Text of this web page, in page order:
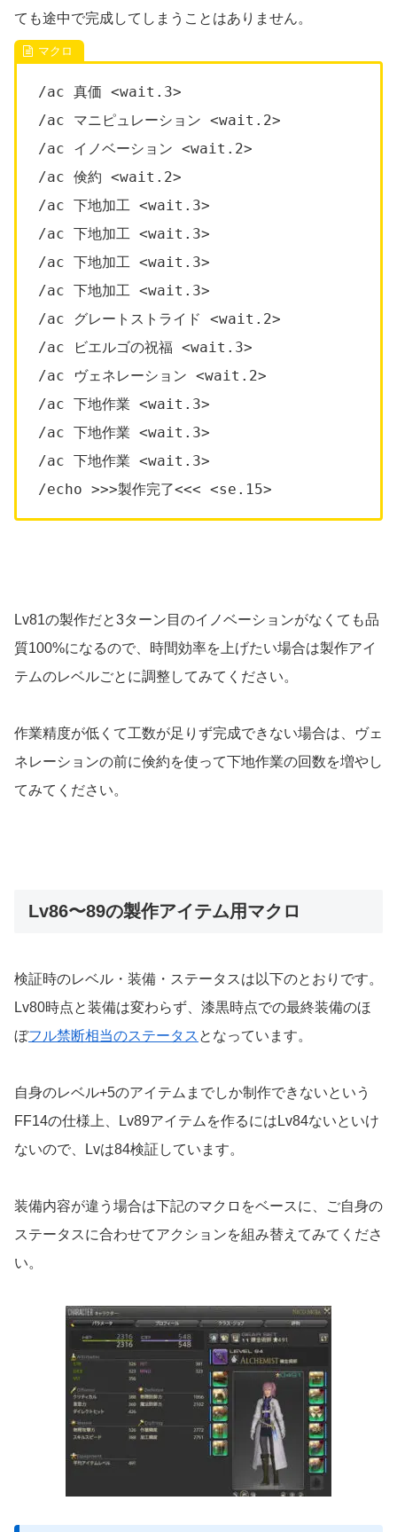
ても途中で完成してしまうことはありません。
/ac 真価 <wait.3>
/ac マニピュレーション <wait.2>
/ac イノベーション <wait.2>
/ac 倹約 <wait.2>
/ac 下地加工 <wait.3>
/ac 下地加工 <wait.3>
/ac 下地加工 <wait.3>
/ac 下地加工 <wait.3>
/ac グレートストライド <wait.2>
/ac ビエルゴの祝福 <wait.3>
/ac ヴェネレーション <wait.2>
/ac 下地作業 <wait.3>
/ac 下地作業 <wait.3>
/ac 下地作業 <wait.3>
/echo >>>製作完了<<< <se.15>
Lv81の製作だと3ターン目のイノベーションがなくても品
質100%になるので、時間効率を上げたい場合は製作アイ
テムのレベルごとに調整してみてください。
作業精度が低くて工数が足りず完成できない場合は、ヴェ
ネレーションの前に倹約を使って下地作業の回数を増やし
てみてください。
Lv86〜89の製作アイテム用マクロ
検証時のレベル・装備・ステータスは以下のとおりです。
Lv80時点と装備は変わらず、漆黒時点での最終装備のほ
ぼフル禁断相当のステータス となっています。
自身のレベル+5のアイテムまでしか制作できないという
FF14の仕様上、Lv89アイテムを作るにはLv84ないといけ
ないので、Lvは84検証しています。
装備内容が違う場合は下記のマクロをベースに、ご自身の
ステータスに合わせてアクションを組み替えてみてくださ
い。